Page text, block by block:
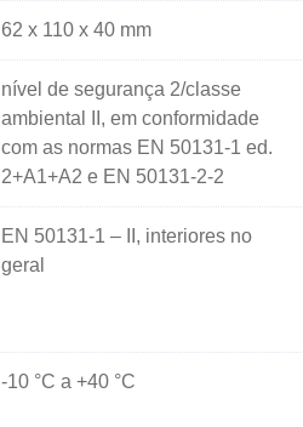
62 x 110 x 40 mm
nível de segurança 2/classe
ambiental II, em conformidade
com as normas EN 50131-1 ed.
2+A1+A2 e EN 50131-2-2
EN 50131-1 – II, interiores no
geral
-10 °C a +40 °C